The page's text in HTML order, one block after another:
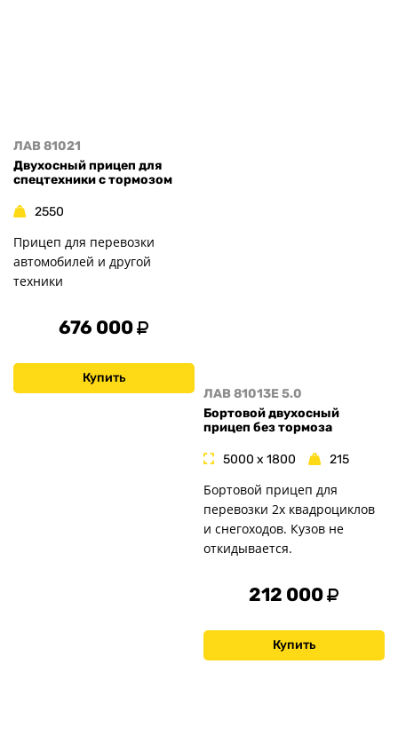
ЛАВ 81021
Двухосный прицеп для
спецтехники с тормозом
2550
Прицеп для перевозки
автомобилей и другой
техники
676 000
Купить
ЛАВ 81013E 5.0
Бортовой двухосный
прицеп без тормоза
5000 x 1800 215
Бортовой прицеп для
перевозки 2х квадроциклов
и снегоходов. Кузов не
откидывается.
212 000
Купить